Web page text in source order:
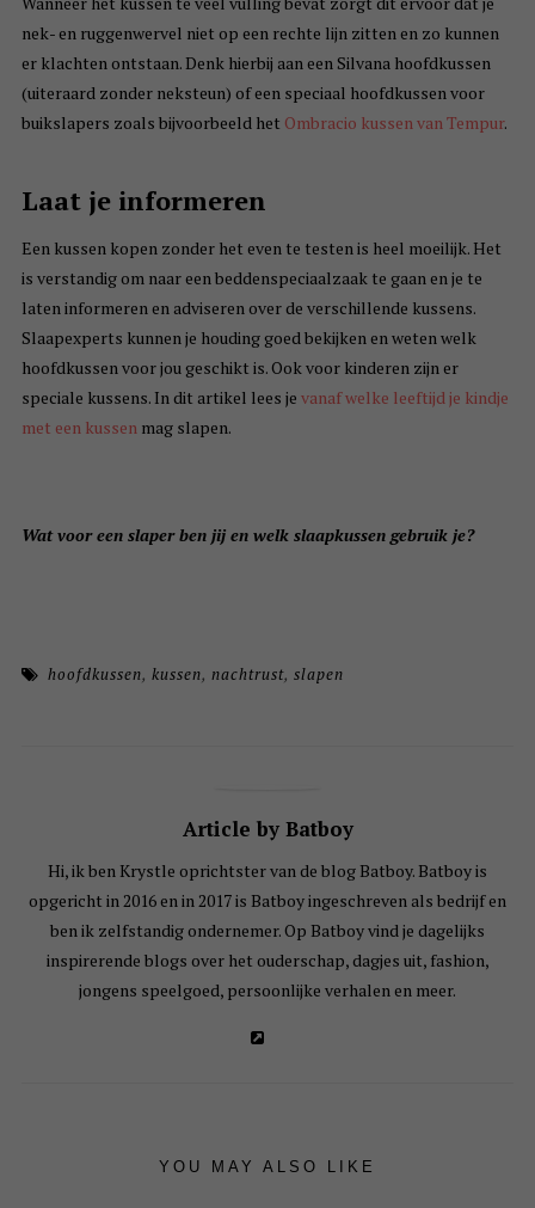
nek- en ruggenwervel niet op een rechte lijn zitten en zo kunnen
er klachten ontstaan. Denk hierbij aan een Silvana hoofdkussen
(uiteraard zonder neksteun) of een speciaal hoofdkussen voor
buikslapers zoals bijvoorbeeld het Ombracio kussen van Tempur.
Laat je informeren
Een kussen kopen zonder het even te testen is heel moeilijk. Het
is verstandig om naar een beddenspeciaalzaak te gaan en je te
laten informeren en adviseren over de verschillende kussens.
Slaapexperts kunnen je houding goed bekijken en weten welk
hoofdkussen voor jou geschikt is. Ook voor kinderen zijn er
speciale kussens. In dit artikel lees je vanaf welke leeftijd je kindje
met een kussenmag slapen.
Wat voor een slaper ben jij en welk slaapkussen gebruik je?
hoofdkussen,kussen,nachtrust,slapen
Article by Batboy
Hi, ik ben Krystle oprichtster van de blog Batboy. Batboy is
opgericht in 2016 en in 2017 is Batboy ingeschreven als bedrijf en
ben ik zelfstandig ondernemer. Op Batboy vind je dagelijks
inspirerende blogs over het ouderschap, dagjes uit, fashion,
jongens speelgoed, persoonlijke verhalen en meer.
YOU MAY ALSO LIKE